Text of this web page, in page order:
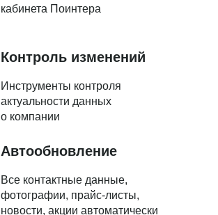
Контроль изменений
кабинета Поинтера
Инструменты контроля
актуальности данных
о компании
Автообновление
Все контактные данные,
фотографии, прайс-листы,
новости, акции автоматически